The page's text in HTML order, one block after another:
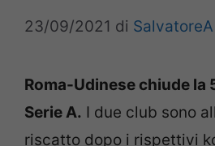
23/09/2021 di SalvatoreA
Roma-Udinese chiude la
Serie A. I due club sono
riscatto dopo i rispettivi